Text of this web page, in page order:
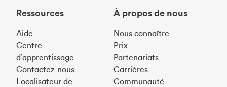
Ressources
Aide
Centre
d’apprentissage
Contactez-nous
Localisateur de
À propos de nous
Nous connaître
Prix
Partenariats
Carrières
Communauté